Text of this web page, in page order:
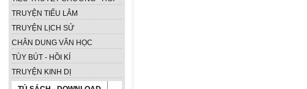
TRUYỆN TIẾU LÂM
TRUYỆN LỊCH SỬ
CHÂN DUNG VĂN HỌC
TÙY BÚT - HỒI KÍ
TRUYỆN KINH DỊ